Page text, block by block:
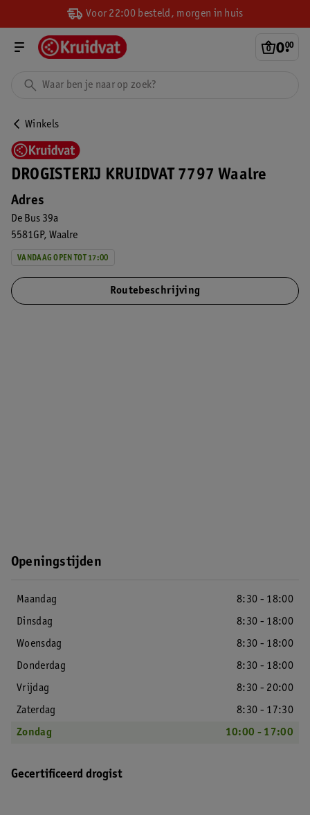
Voor 22:00 besteld, morgen in huis
0.
00
Winkels
DROGISTERIJ KRUIDVAT 7797 Waalre
Adres
De Bus 39a
5581GP Waalre
VANDAAG OPEN TOT 17:00
Routebeschrijving
Openingstijden
Maandag
8:30 - 18:00
Dinsdag
8:30 - 18:00
Woensdag
8:30 - 18:00
Donderdag
8:30 - 18:00
Vrijdag
8:30 - 20:00
Zaterdag
8:30 - 17:30
Zondag
10:00 - 17:00
Gecertificeerd drogist